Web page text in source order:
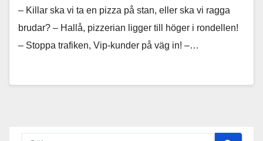
– Killar ska vi ta en pizza på stan, eller ska vi ragga
brudar? – Hallå, pizzerian ligger till höger i rondellen!
– Stoppa trafiken, Vip-kunder på väg in! –…